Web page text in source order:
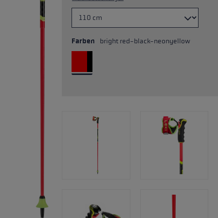
Farben bright red-black-neonyellow